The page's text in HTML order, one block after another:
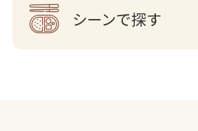
シーンで探す